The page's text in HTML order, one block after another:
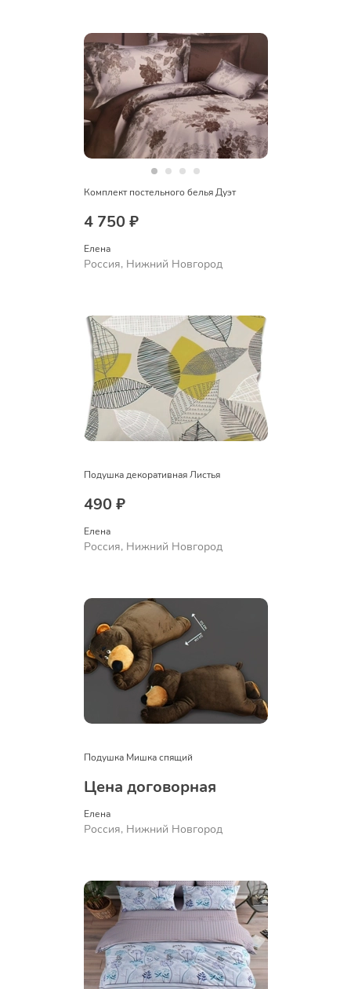
Комплект постельного белья Дуэт
4 750 ₽
Елена
Россия, Нижний Новгород
Подушка декоративная Листья
490 ₽
Елена
Россия, Нижний Новгород
Подушка Мишка спящий
Цена договорная
Елена
Россия, Нижний Новгород